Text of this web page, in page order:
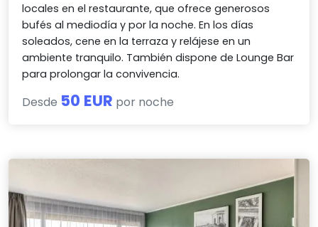
locales en el restaurante, que ofrece generosos
bufés al mediodía y por la noche. En los días
soleados, cene en la terraza y relájese en un
ambiente tranquilo. También dispone de Lounge Bar
para prolongar la convivencia.
Desde 50 EUR por noche